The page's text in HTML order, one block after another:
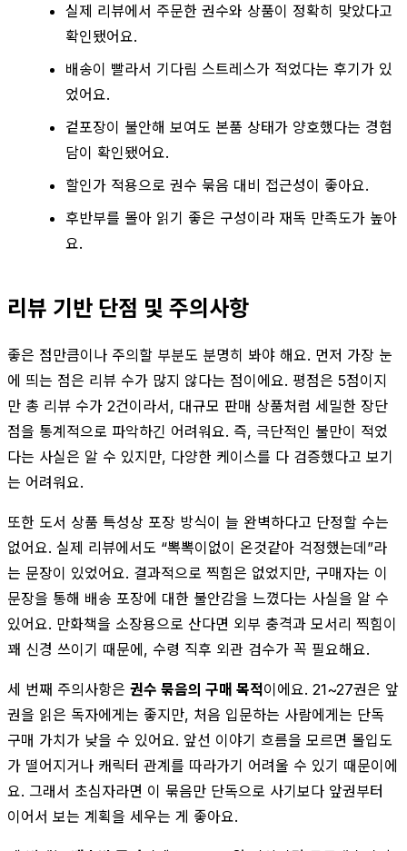
실제 리뷰에서 주문한 권수와 상품이 정확히 맞았다고
확인됐어요.
배송이 빨라서 기다림 스트레스가 적었다는 후기가 있
었어요.
겉포장이 불안해 보여도 본품 상태가 양호했다는 경험
담이 확인됐어요.
할인가 적용으로 권수 묶음 대비 접근성이 좋아요.
후반부를 몰아 읽기 좋은 구성이라 재독 만족도가 높아
요.
리뷰 기반 단점 및 주의사항
좋은 점만큼이나 주의할 부분도 분명히 봐야 해요. 먼저 가장 눈
에 띄는 점은 리뷰 수가 많지 않다는 점이에요. 평점은 5점이지
만 총 리뷰 수가 2건이라서, 대규모 판매 상품처럼 세밀한 장단
점을 통계적으로 파악하긴 어려워요. 즉, 극단적인 불만이 적었
다는 사실은 알 수 있지만, 다양한 케이스를 다 검증했다고 보기
는 어려워요.
또한 도서 상품 특성상 포장 방식이 늘 완벽하다고 단정할 수는
없어요. 실제 리뷰에서도 “뽁뽁이없이 온것같아 걱정했는데”라
는 문장이 있었어요. 결과적으로 찍힘은 없었지만, 구매자는 이
문장을 통해 배송 포장에 대한 불안감을 느꼈다는 사실을 알 수
있어요. 만화책을 소장용으로 산다면 외부 충격과 모서리 찍힘이
꽤 신경 쓰이기 때문에, 수령 직후 외관 검수가 꼭 필요해요.
세 번째 주의사항은 권수 묶음의 구매 목적이에요. 21~27권은 앞
권을 읽은 독자에게는 좋지만, 처음 입문하는 사람에게는 단독
구매 가치가 낮을 수 있어요. 앞선 이야기 흐름을 모르면 몰입도
가 떨어지거나 캐릭터 관계를 따라가기 어려울 수 있기 때문이에
요. 그래서 초심자라면 이 묶음만 단독으로 사기보다 앞권부터
이어서 보는 계획을 세우는 게 좋아요.